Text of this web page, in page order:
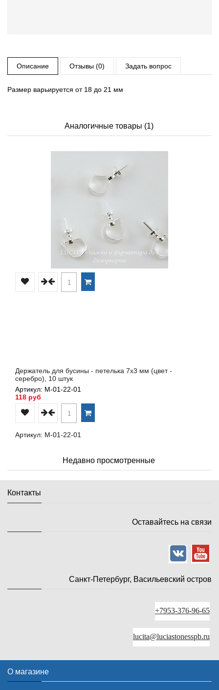
Описание Отзывы (0) Задать вопрос
Размер варьируется от 18 до 21 мм
Аналогичные товары (1)
Держатель для бусины - петелька 7х3 мм (цвет -
серебро), 10 штук
Артикул: М-01-22-01
118 руб
Артикул: М-01-22-01
Недавно просмотренные
Контакты
Оставайтесь на связи
Санкт-Петербург, Васильевский остров
+7953-376-96-65
lucita@luciastonesspb.ru
О магазине